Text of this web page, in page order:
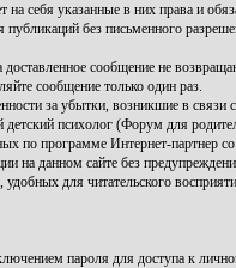
себя указанные в них права и
без письменного
сообщение не
сообщение только один раз.
за убытки, возникшие в
психолог (Форум для
по программе Интернет-
на данном сайте без
для читательского
пароля для доступа к